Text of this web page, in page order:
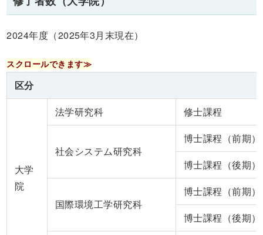
2024年度（2025年3月末現在）
区分
大学
院
法学研究科 修士課程
社会システム研究科
博士課程（前期）
博士課程（後期）
国際環境工学研究科
博士課程（前期）
博士課程（後期）